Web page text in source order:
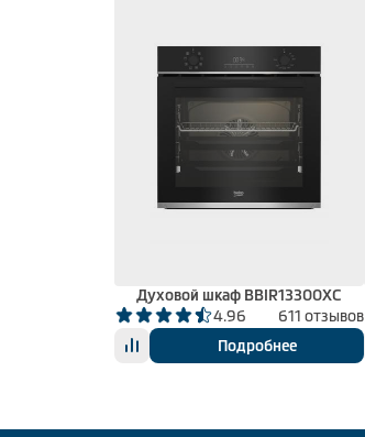
Духовой шкаф BBIR13300XC
4.96
611 отзывов
Подробнее